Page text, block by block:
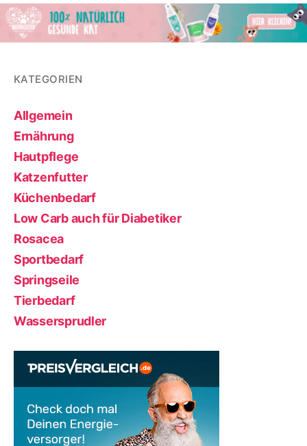
KATEGORIEN
Allgemein
Ernährung
Hautpflege
Katzenfutter
Küchenbedarf
Low Carb auch für Diabetiker
Rosacea
Sportbedarf
Springseile
Tierbedarf
Wassersprudler